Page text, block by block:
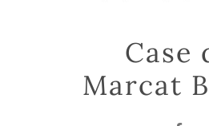
Case
Marcat